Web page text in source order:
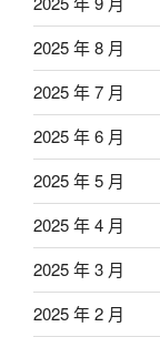
2025 年 8 月
2025 年 7 月
2025 年 6 月
2025 年 5 月
2025 年 4 月
2025 年 3 月
2025 年 2 月